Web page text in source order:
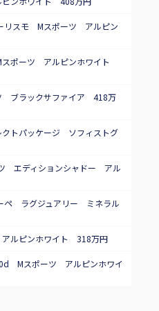
スモ Mスポーツ アルピン
ポーツ アルピンホワイト
ブラックサファイア 418万
パッケージ ソフィストグ
エディションシャドー アル
ラグジュアリー ミネラル
ルピンホワイト 318万円
Mスポーツ アルピンホワイ